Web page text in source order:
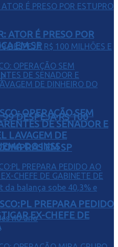
99 DESPEJA R$ 100
EM SP
ATOR É PRESO POR
EM SP
OPERAÇÃO SEM
DE SENADOR E
LAVAGEM DE
DO INSS
PREPARA PEDIDO
EX-CHEFE DE